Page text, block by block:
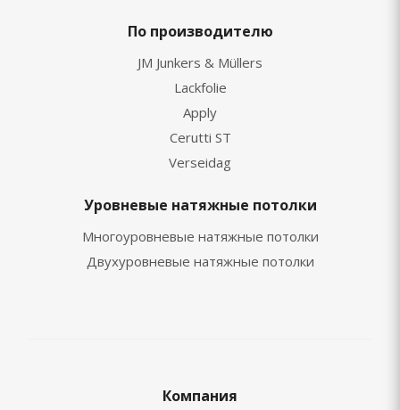
По производителю
JM Junkers & Müllers
Lackfolie
Apply
Cerutti ST
Verseidag
Уровневые натяжные потолки
Многоуровневые натяжные потолки
Двухуровневые натяжные потолки
Компания